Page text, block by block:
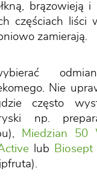
brązowieją i
częściach liści
zamierają.
Nie
często
np.
Miedzian 50
lub